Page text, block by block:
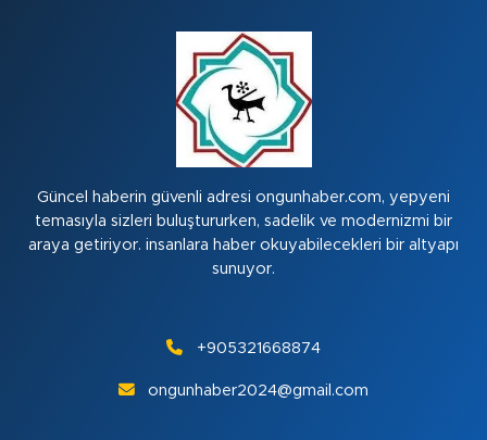
Güncel haberin güvenli adresi ongunhaber.com, yepyeni
temasıyla sizleri buluştururken, sadelik ve modernizmi bir
araya getiriyor. insanlara haber okuyabilecekleri bir altyapı
sunuyor.
+905321668874
ongunhaber2024@gmail.com